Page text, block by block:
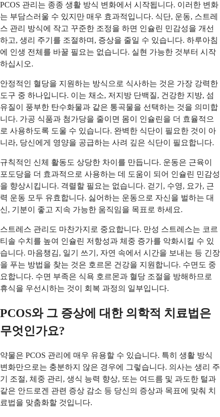
PCOS 관리는 종종 생활 방식 변화에서 시작됩니다. 이러한 변화
는 부담스러울 수 있지만 매우 효과적입니다. 식단, 운동, 스트레
스 관리 방식에 작고 꾸준한 조정을 하면 인슐린 민감성을 개선
하고, 생리 주기를 조절하며, 증상을 줄일 수 있습니다. 하루아침
에 인생 전체를 바꿀 필요는 없습니다. 실현 가능한 것부터 시작
하십시오.
안정적인 혈당을 지원하는 방식으로 식사하는 것은 가장 강력한
도구 중 하나입니다. 이는 채소, 저지방 단백질, 건강한 지방, 섬
유질이 풍부한 탄수화물과 같은 통곡물을 선택하는 것을 의미합
니다. 가공 식품과 첨가당을 줄이면 몸이 인슐린을 더 효율적으
로 사용하도록 도울 수 있습니다. 완벽한 식단이 필요한 것이 아
니라, 당신에게 영양을 공급하는 사려 깊은 식단이 필요합니다.
규칙적인 신체 활동도 상당한 차이를 만듭니다. 운동은 근육이
포도당을 더 효과적으로 사용하는 데 도움이 되어 인슐린 민감성
을 향상시킵니다. 격렬할 필요는 없습니다. 걷기, 수영, 요가, 근
력 운동 모두 유효합니다. 싫어하는 운동으로 자신을 벌하는 대
신, 기분이 좋고 지속 가능한 움직임을 목표로 하세요.
스트레스 관리도 마찬가지로 중요합니다. 만성 스트레스는 코르
티솔 수치를 높여 인슐린 저항성과 체중 증가를 악화시킬 수 있
습니다. 마음챙김, 일기 쓰기, 자연 속에서 시간을 보내는 등 긴장
을 푸는 방법을 찾는 것은 호르몬 건강을 지원합니다. 수면도 중
요합니다. 수면 부족은 식욕 호르몬과 혈당 조절을 방해하므로
휴식을 우선시하는 것이 회복 과정의 일부입니다.
PCOS와 그 증상에 대한 의학적 치료법은
무엇인가요?
약물은 PCOS 관리에 매우 유용할 수 있습니다. 특히 생활 방식
변화만으로는 충분하지 않은 경우에 그렇습니다. 의사는 생리 주
기 조절, 체중 관리, 생식 능력 향상, 또는 여드름 및 과도한 털과
같은 안드로겐 관련 증상 감소 등 당신의 증상과 목표에 맞춰 치
료법을 맞춤화할 것입니다.